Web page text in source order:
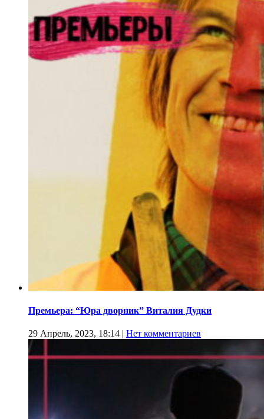
Премьера: “Юра дворник” Виталия Дудки
29 Апрель, 2023, 18:14 | Нет комментариев